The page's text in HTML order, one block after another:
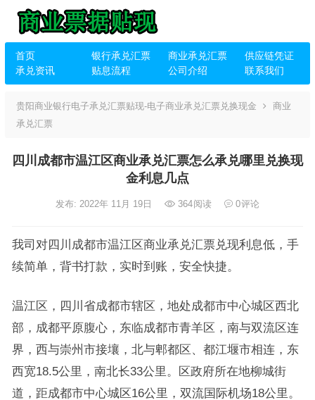
首页 银行承兑汇票 商业承兑汇票
供应链凭证
承兑资讯
贴息流程 公司介绍 联系我们
贵阳商业银行电子承兑汇票贴现-电子商业承兑汇票兑换现金
商业
承兑汇票
四川成都市温江区商业承兑汇票怎么承兑哪里兑换现
金利息几点
发布: 2022年 11月 19日 364阅读 0评论
我司对四川成都市温江区商业承兑汇票兑现利息低，手
续简单，背书打款，实时到账，安全快捷。
温江区，四川省成都市辖区，地处成都市中心城区西北
部，成都平原腹心，东临成都市青羊区，南与双流区连
界，西与崇州市接壤，北与郫都区、都江堰市相连，东
西宽18.5公里，南北长33公里。区政府所在地柳城街
道，距成都市中心城区16公里，双流国际机场18公里。